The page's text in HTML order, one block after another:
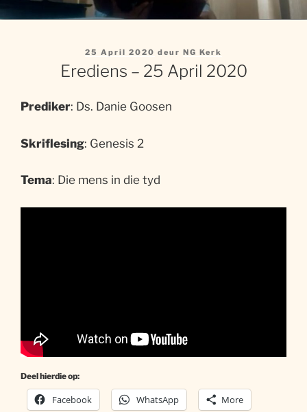
Gepubliseer
op
25 April 2020 deur NG Kerk
Erediens – 25 April 2020
Prediker: Ds. Danie Goosen
Skriflesing: Genesis 2
Tema: Die mens in die tyd
Deel hierdie op:
Facebook WhatsApp More